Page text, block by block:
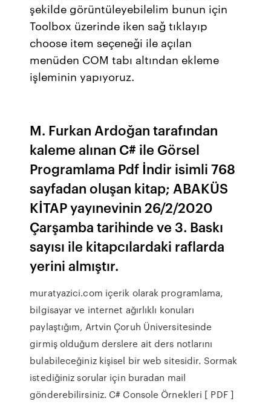
şekilde görüntüleyebilelim bunun için
Toolbox üzerinde iken sağ tıklayıp
choose item seçeneği ile açılan
menüden COM tabı altından ekleme
işleminin yapıyoruz.
M. Furkan Ardoğan tarafından
kaleme alınan C# ile Görsel
Programlama Pdf İndir isimli 768
sayfadan oluşan kitap; ABAKÜS
KİTAP yayınevinin 26/2/2020
Çarşamba tarihinde ve 3. Baskı
sayısı ile kitapcılardaki raflarda
yerini almıştır.
muratyazici.com içerik olarak programlama,
bilgisayar ve internet ağırlıklı konuları
paylaştığım, Artvin Çoruh Üniversitesinde
girmiş olduğum derslere ait ders notlarını
bulabileceğiniz kişisel bir web sitesidir. Sormak
istediğiniz sorular için buradan mail
gönderebilirsiniz. C# Console Örnekleri [ PDF ]